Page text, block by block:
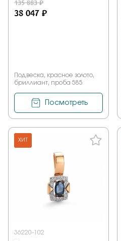
135 883 ₽
38 047 ₽
Подвеска, красное золото,
бриллиант, проба 585
Посмотреть
ХИТ
36220-102